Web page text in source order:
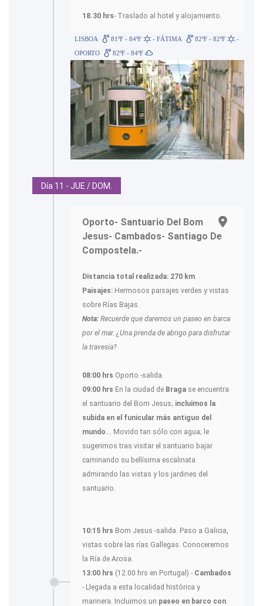
18.30 hrs- Traslado al hotel y alojamiento.
LISBOA 81ºF - 84ºF - FÁTIMA 82ºF - 82ºF
-
OPORTO
82ºF - 84ºF
Día 11 - JUE / DOM.
Oporto- Santuario Del Bom
Jesus- Cambados- Santiago De
Compostela.-
Distancia total realizada: 270 km
Paisajes: Hermosos paisajes verdes y vistas
sobre Rías Bajas.
Nota: Recuerde que daremos un paseo en barca
por el mar. ¿Una prenda de abrigo para disfrutar
la travesía?
08:00 hrs Oporto -salida.
09:00 hrs En la ciudad de Braga se encuentra
el santuario del Bom Jesus; incluimos la
subida en el funicular más antiguo del
mundo. .. Movido tan sólo con agua; le
sugerimos tras visitar el santuario bajar
caminando su bellísima escalinata
admirando las vistas y los jardines del
santuario.
10:15 hrs Bom Jesus -salida. Paso a Galicia,
vistas sobre las rías Gallegas. Conoceremos
la Ría de Arosa.
13:00 hrs (12.00 hrs en Portugal) - Cambados
- Llegada a esta localidad histórica y
marinera. Incluimos un paseo en barco con